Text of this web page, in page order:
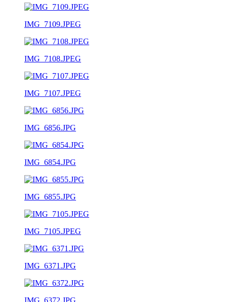
IMG_7109.JPEG
IMG_7108.JPEG
IMG_7107.JPEG
IMG_6856.JPG
IMG_6854.JPG
IMG_6855.JPG
IMG_7105.JPEG
IMG_6371.JPG
IMG_6372.JPG